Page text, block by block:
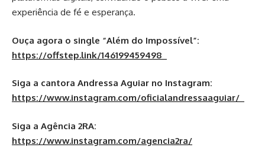
experiência de fé e esperança.
Ouça agora o single “Além do Impossível”:
https://offstep.link/146199459498
Siga a cantora Andressa Aguiar no Instagram:
https://www.instagram.com/oficialandressaaguiar/
Siga a Agência 2RA:
https://www.instagram.com/agencia2ra/